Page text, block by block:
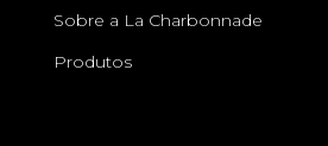
Sobre a La Charbonnade
Produtos